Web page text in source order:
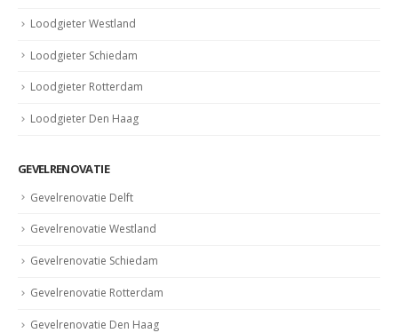
Loodgieter Westland
Loodgieter Schiedam
Loodgieter Rotterdam
Loodgieter Den Haag
GEVELRENOVATIE
Gevelrenovatie Delft
Gevelrenovatie Westland
Gevelrenovatie Schiedam
Gevelrenovatie Rotterdam
Gevelrenovatie Den Haag